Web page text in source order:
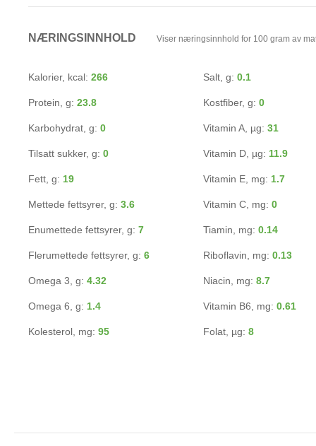
NÆRINGSINNHOLD Viser næringsinnhold for 100 gram av
Kalorier, kcal: 266
Protein, g: 23.8
Karbohydrat, g: 0
Tilsatt sukker, g: 0
Fett, g: 19
Mettede fettsyrer, g: 3.6
Enumettede fettsyrer, g: 7
Flerumettede fettsyrer, g: 6
Omega 3, g: 4.32
Omega 6, g: 1.4
Kolesterol, mg: 95
Salt, g: 0.1
Kostfiber, g: 0
Vitamin A, µg: 31
Vitamin D, µg: 11.9
Vitamin E, mg: 1.7
Vitamin C, mg: 0
Tiamin, mg: 0.14
Riboflavin, mg: 0.13
Niacin, mg: 8.7
Vitamin B6, mg: 0.61
Folat, µg: 8